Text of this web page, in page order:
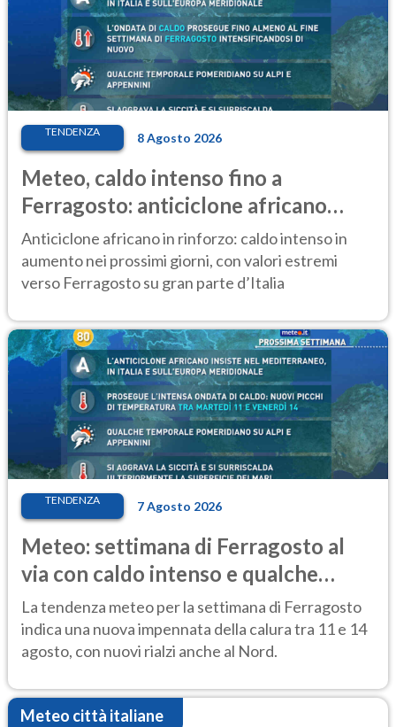
TENDENZA 8 Agosto 2026
Meteo, caldo intenso fino a
Ferragosto: anticiclone africano
ancora protagonista
Anticiclone africano in rinforzo: caldo intenso in
aumento nei prossimi giorni, con valori estremi
verso Ferragosto su gran parte d’Italia
TENDENZA 7 Agosto 2026
Meteo: settimana di Ferragosto al
via con caldo intenso e qualche
temporale
La tendenza meteo per la settimana di Ferragosto
indica una nuova impennata della calura tra 11 e 14
agosto, con nuovi rialzi anche al Nord.
Meteo città italiane